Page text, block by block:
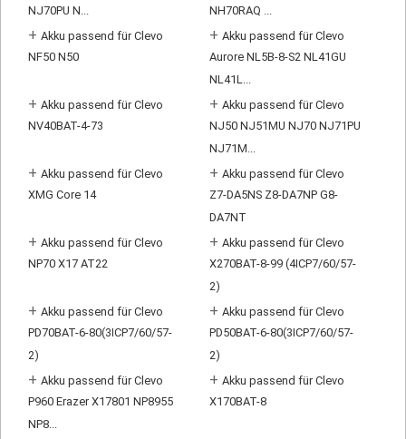
NJ70PU N...
NH70RAQ ...
+ Akku passend für Clevo
NF50 N50
+ Akku passend für Clevo
Aurore NL5B-8-S2 NL41GU
NL41L...
+ Akku passend für Clevo
NV40BAT-4-73
+ Akku passend für Clevo
NJ50 NJ51MU NJ70 NJ71PU
NJ71M...
+ Akku passend für Clevo
XMG Core 14
+ Akku passend für Clevo
Z7-DA5NS Z8-DA7NP G8-
DA7NT
+ Akku passend für Clevo
NP70 X17 AT22
+ Akku passend für Clevo
X270BAT-8-99 (4ICP7/60/57-
2)
+ Akku passend für Clevo
PD70BAT-6-80(3ICP7/60/57-
2)
+ Akku passend für Clevo
PD50BAT-6-80(3ICP7/60/57-
2)
+ Akku passend für Clevo
P960 Erazer X17801 NP8955
NP8...
+ Akku passend für Clevo
X170BAT-8